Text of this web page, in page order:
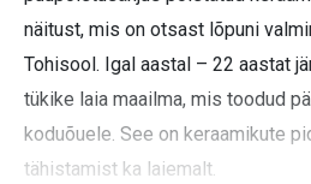
näitust, mis on otsast lõpuni
Tohisool. Igal aastal – 22 aastat
tükike laia maailma, mis toodud
koduõuele. See on keraamikute
tähistamist ka laiemalt.